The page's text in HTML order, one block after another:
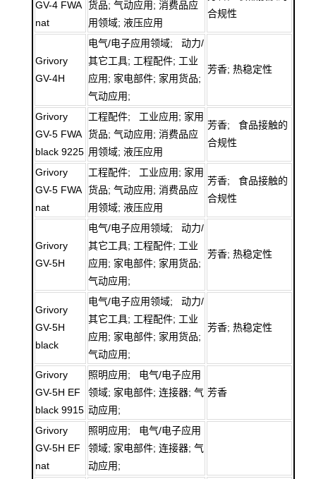
GV-4 FWA
nat
货品; 气动应用; 消费品应
用领域; 液压应用
合规性
Grivory
GV-4H
电气/电子应用领域; 动力/
其它工具; 工程配件; 工业
应用; 家电部件; 家用货品;
气动应用;
芳香; 热稳定性
Grivory
GV-5 FWA
black 9225
工程配件; 工业应用; 家用
货品; 气动应用; 消费品应
用领域; 液压应用
芳香; 食品接触的
合规性
Grivory
GV-5 FWA
nat
工程配件; 工业应用; 家用
货品; 气动应用; 消费品应
用领域; 液压应用
芳香; 食品接触的
合规性
Grivory
GV-5H
电气/电子应用领域; 动力/
其它工具; 工程配件; 工业
应用; 家电部件; 家用货品;
气动应用;
芳香; 热稳定性
Grivory
GV-5H
black
电气/电子应用领域; 动力/
其它工具; 工程配件; 工业
应用; 家电部件; 家用货品;
气动应用;
芳香; 热稳定性
Grivory
GV-5H EF
black 9915
照明应用; 电气/电子应用
领域; 家电部件; 连接器; 气
动应用;
芳香
Grivory
GV-5H EF
nat
照明应用; 电气/电子应用
领域; 家电部件; 连接器; 气
动应用;